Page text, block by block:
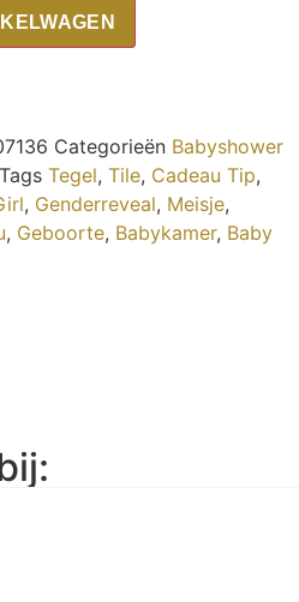
Categorieën Babyshower
Tags Tegel, Tile, Cadeau Tip,
, Genderreveal, Meisje,
, Geboorte, Babykamer, Baby